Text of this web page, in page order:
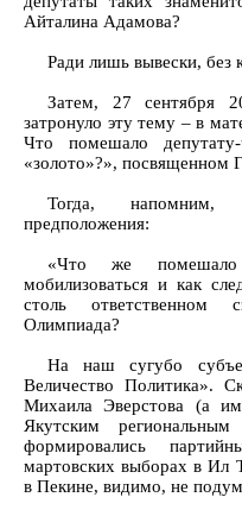
Айталина Адамова?
Ради лишь вывески, без
Затем, 27 сентября
затронуло эту тему – в
Что помешало депутату-
«золото»?», посвященном
Тогда,
предположения:
«Что же помешало
мобилизоваться и как
столь ответственном
Олимпиада?
На наш сугубо
Величество Политика».
Михаила Эверстова (а
Якутским
формировались
мартовских выборах в Ил
в Пекине, видимо, не